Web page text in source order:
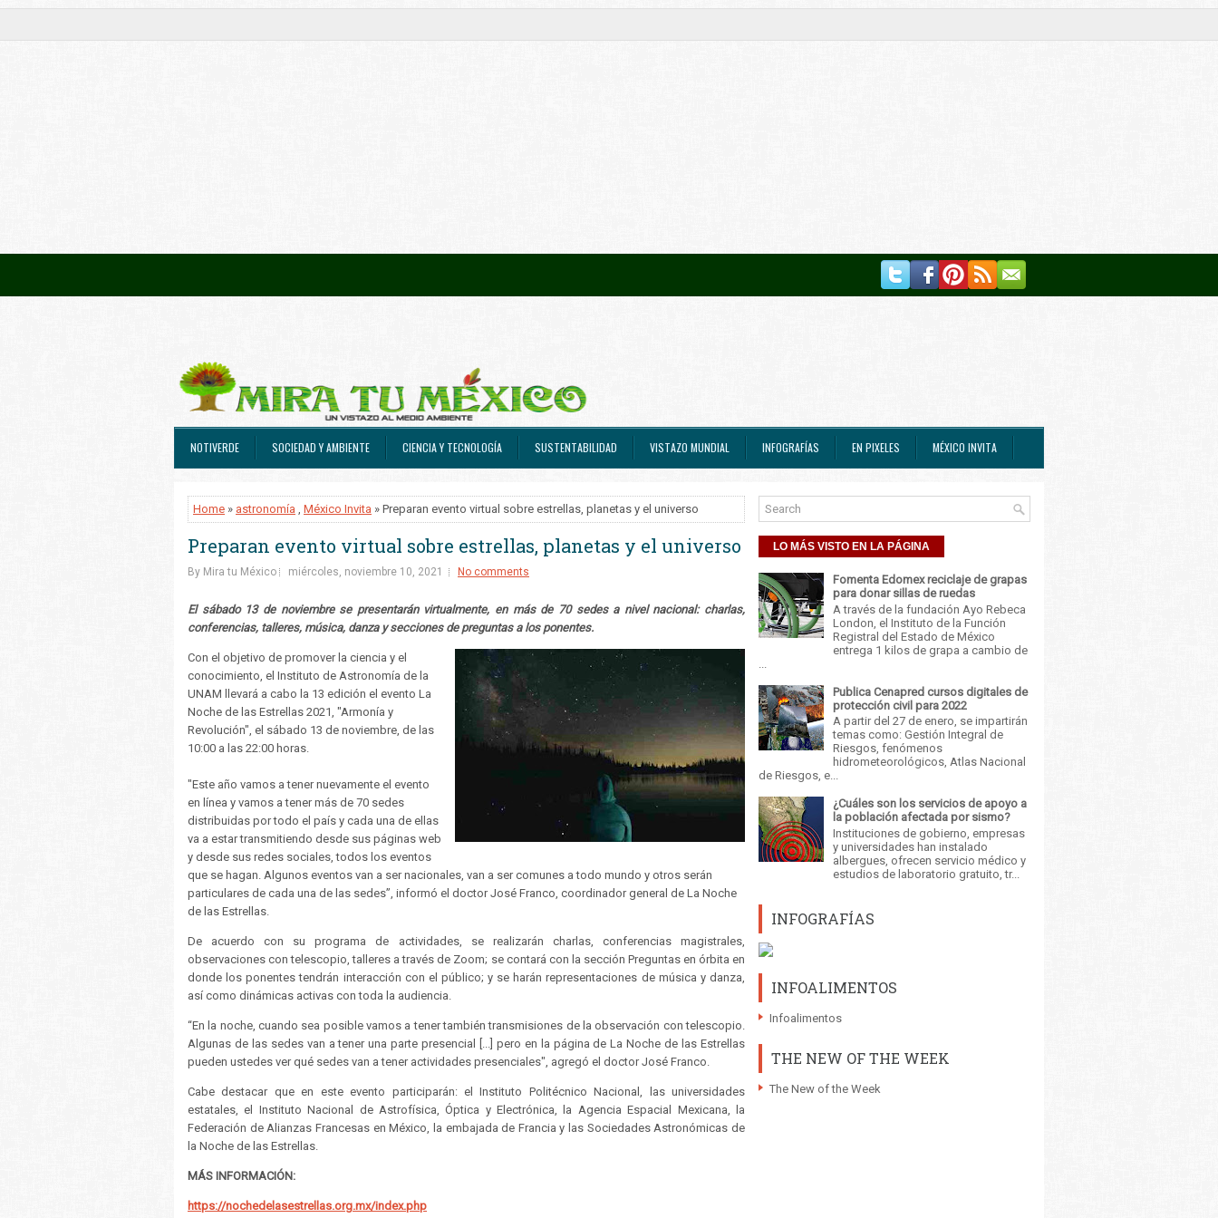
NOTIVERDE SOCIEDAD Y AMBIENTE CIENCIA Y TECNOLOGÍA SUSTENTABILIDAD VISTAZO MUNDIAL INFOGRAFÍAS EN PIXELES MÉXICO INVITA
Home » astronomía , México Invita » Preparan evento virtual sobre estrellas, planetas y el universo
Preparan evento virtual sobre estrellas, planetas y el universo
By Mira tu México miércoles, noviembre 10, 2021 No comments
El sábado 13 de noviembre se presentarán virtualmente, en más de 70 sedes a nivel nacional: charlas,
conferencias, talleres, música, danza y secciones de preguntas a los ponentes.
Con el objetivo de promover la ciencia y el
conocimiento, el Instituto de Astronomía de la
UNAM llevará a cabo la 13 edición el evento La
Noche de las Estrellas 2021, "Armonía y
Revolución", el sábado 13 de noviembre, de las
10:00 a las 22:00 horas.
"Este año vamos a tener nuevamente el evento
en línea y vamos a tener más de 70 sedes
distribuidas por todo el país y cada una de ellas
va a estar transmitiendo desde sus páginas web
y desde sus redes sociales, todos los eventos
que se hagan. Algunos eventos van a ser nacionales, van a ser comunes a todo mundo y otros serán
particulares de cada una de las sedes”, informó el doctor José Franco, coordinador general de La Noche
de las Estrellas.
De acuerdo con su programa de actividades, se realizarán charlas, conferencias magistrales,
observaciones con telescopio, talleres a través de Zoom; se contará con la sección Preguntas en órbita en
donde los ponentes tendrán interacción con el público; y se harán representaciones de música y danza,
así como dinámicas activas con toda la audiencia.
“En la noche, cuando sea posible vamos a tener también transmisiones de la observación con telescopio.
Algunas de las sedes van a tener una parte presencial [...] pero en la página de La Noche de las Estrellas
pueden ustedes ver qué sedes van a tener actividades presenciales", agregó el doctor José Franco.
Cabe destacar que en este evento participarán: el Instituto Politécnico Nacional, las universidades
estatales, el Instituto Nacional de Astrofísica, Óptica y Electrónica, la Agencia Espacial Mexicana, la
Federación de Alianzas Francesas en México, la embajada de Francia y las Sociedades Astronómicas de
la Noche de las Estrellas.
MÁS INFORMACIÓN:
https://nochedelasestrellas.org.mx/index.php
LO MÁS VISTO EN LA PÁGINA
Fomenta Edomex reciclaje de grapas
para donar sillas de ruedas
A través de la fundación Ayo Rebeca
London, el Instituto de la Función
Registral del Estado de México
entrega 1 kilos de grapa a cambio de
Publica Cenapred cursos digitales de
protección civil para 2022
A partir del 27 de enero, se impartirán
temas como: Gestión Integral de
Riesgos, fenómenos
hidrometeorológicos, Atlas Nacional
de Riesgos, e...
¿Cuáles son los servicios de apoyo a
la población afectada por sismo?
Instituciones de gobierno, empresas
y universidades han instalado
albergues, ofrecen servicio médico y
estudios de laboratorio gratuito, tr...
INFOGRAFÍAS
INFOALIMENTOS
Infoalimentos
THE NEW OF THE WEEK
The New of the Week